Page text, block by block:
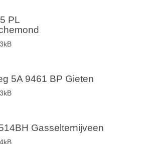
PL
5A 9461 BP Gieten
Gasselternijveen